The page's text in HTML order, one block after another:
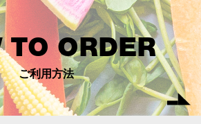
TO ORDER
ご利用方法